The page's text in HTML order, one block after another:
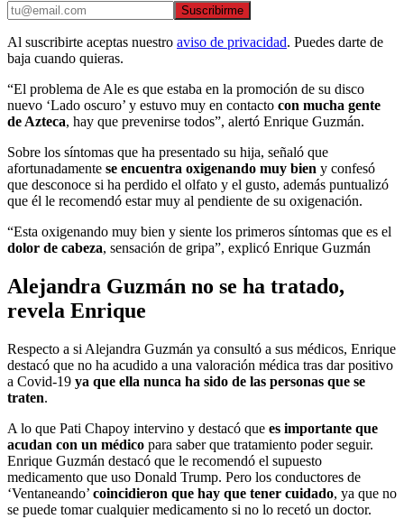
Suscribirme
Al suscribirte aceptas nuestro aviso de privacidad. Puedes darte de
baja cuando quieras.
“El problema de Ale es que estaba en la promoción de su disco
nuevo ‘Lado oscuro’ y estuvo muy en contacto con mucha gente
de Azteca, hay que prevenirse todos”, alertó Enrique Guzmán.
Sobre los síntomas que ha presentado su hija, señaló que
afortunadamente se encuentra oxigenando muy bien y confesó
que desconoce si ha perdido el olfato y el gusto, además puntualizó
que él le recomendó estar muy al pendiente de su oxigenación.
“Esta oxigenando muy bien y siente los primeros síntomas que es el
dolor de cabeza, sensación de gripa”, explicó Enrique Guzmán
Alejandra Guzmán no se ha tratado,
revela Enrique
Respecto a si Alejandra Guzmán ya consultó a sus médicos, Enrique
destacó que no ha acudido a una valoración médica tras dar positivo
a Covid-19 ya que ella nunca ha sido de las personas que se
traten.
A lo que Pati Chapoy intervino y destacó que es importante que
acudan con un médico para saber que tratamiento poder seguir.
Enrique Guzmán destacó que le recomendó el supuesto
medicamento que uso Donald Trump. Pero los conductores de
‘Ventaneando’ coincidieron que hay que tener cuidado, ya que no
se puede tomar cualquier medicamento si no lo recetó un doctor.